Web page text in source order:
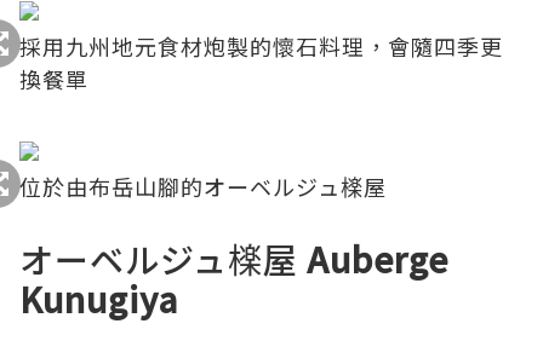
採用九州地元食材炮製的懷石料理，會隨四季更
換餐單
位於由布岳山腳的オーベルジュ檪屋
オーベルジュ檪屋 Auberge
Kunugiya